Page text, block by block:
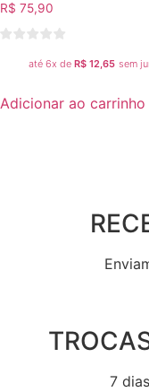
R$ 75,90
até 6x de R$ 12,65 sem
Adicionar ao carrinho
7